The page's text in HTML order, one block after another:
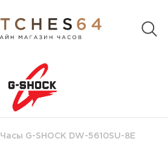
Часы G-SHOCK DW-5610SU-8E